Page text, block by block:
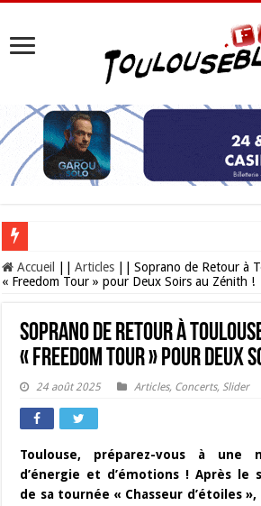
Les Nocturnes de la Cité de l’espace 2026 :
Accueil Articles
Soprano de Retour à
« Freedom Tour » pour Deux Soirs au Zénith !
Soprano de Retour à
« Freedom Tour » pour Deux
24 août 2025 Articles, Concerts, Slider
Toulouse, préparez-vous à une
d’énergie et d’émotions ! Après le
de sa tournée « Chasseur d’étoiles